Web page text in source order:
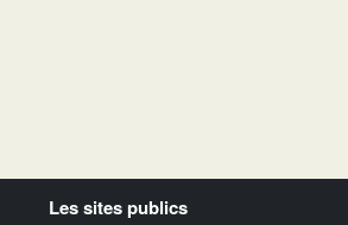
Les sites publics